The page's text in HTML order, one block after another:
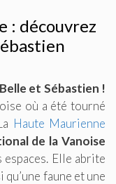
: découvrez
et Sébastien !
où a été tourné
Haute Maurienne
de la Vanoise
Elle abrite
faune et une